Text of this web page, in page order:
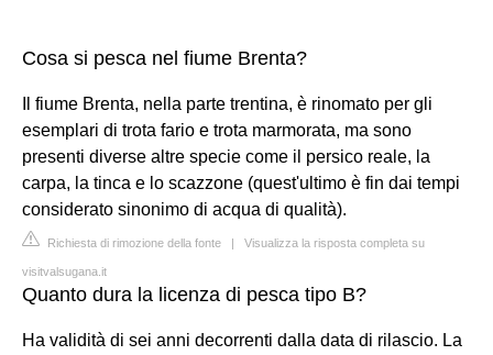
Cosa si pesca nel fiume Brenta?
Il fiume Brenta, nella parte trentina, è rinomato per gli
esemplari di trota fario e trota marmorata, ma sono
presenti diverse altre specie come il persico reale, la
carpa, la tinca e lo scazzone (quest'ultimo è fin dai tempi
considerato sinonimo di acqua di qualità).
Richiesta di rimozione della fonte | Visualizza la risposta completa su
visitvalsugana.it
Quanto dura la licenza di pesca tipo B?
Ha validità di sei anni decorrenti dalla data di rilascio. La